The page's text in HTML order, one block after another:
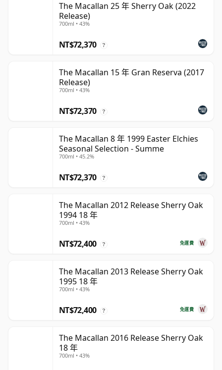
The Macallan 25 年 Sherry Oak (2022
Release)
700ml • 43%
NT$72,370 ?
The Macallan 15 年 Gran Reserva (2017
Release)
700ml • 43%
NT$72,370 ?
The Macallan 8 年 1999 Easter Elchies
Seasonal Selection - Summe
700ml • 45.2%
NT$72,370 ?
The Macallan 2012 Release Sherry Oak
1994 18 年
700ml • 43%
免運費
NT$72,400 ?
The Macallan 2013 Release Sherry Oak
1995 18 年
700ml • 43%
免運費
NT$72,400 ?
The Macallan 2016 Release Sherry Oak
18 年
700ml • 43%